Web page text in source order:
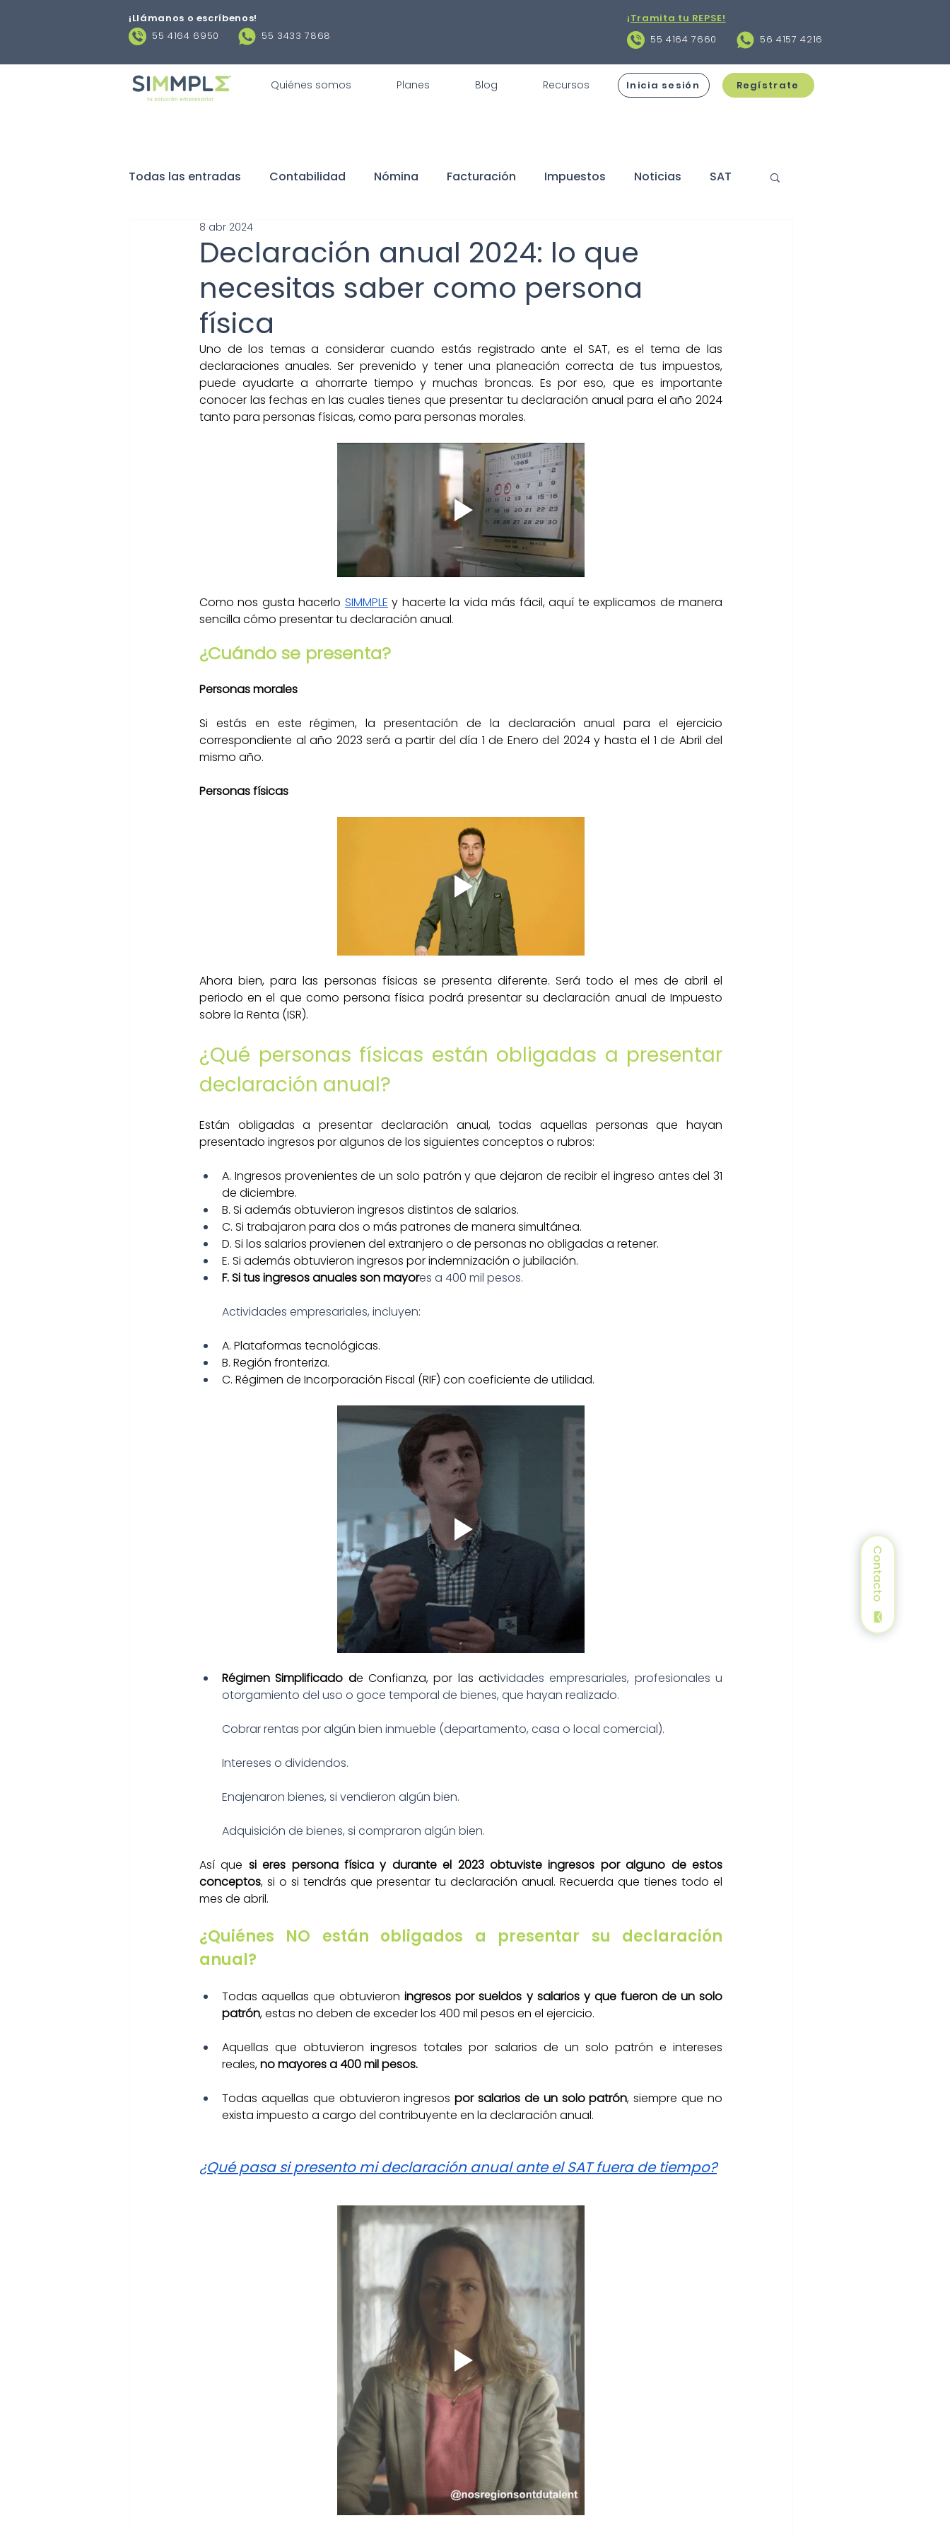
¡Llámanos o escríbenos!
55 4164 6950
55 3433 7868
¡Tramita tu REPSE!
55 4164 7660
56 4157 4216
Quiénes somos Planes Blog Recursos Inicia sesión Regístrate
Contacto
Todas las entradas Contabilidad Nómina Facturación Impuestos Noticias SAT
Negocios Obligaciones fiscales
Contratos laborales Declaraciones Buen Fin Sorteo ISR Deducciones
Cierre fiscal Aguinaldo Buzón Tributario Contribuyente Personas físicas
Declaración anual Plataformas tecnológicas Régimen Fiscal Saldo a favor Freelance
Declaración anual 2024: lo que
necesitas saber como persona
física
8 abr 2024
Uno de los temas a considerar cuando estás registrado ante el SAT, es el tema de las
declaraciones anuales. Ser prevenido y tener una planeación correcta de tus impuestos,
puede ayudarte a ahorrarte tiempo y muchas broncas. Es por eso, que es importante
conocer las fechas en las cuales tienes que presentar tu declaración anual para el año 2024
tanto para personas físicas, como para personas morales.
Como nos gusta hacerlo SIMMPLE y hacerte la vida más fácil, aquí te explicamos de manera
sencilla cómo presentar tu declaración anual.
¿Cuándo se presenta?
Personas morales
Si estás en este régimen, la presentación de la declaración anual para el ejercicio
correspondiente al año 2023 será a partir del día 1 de Enero del 2024 y hasta el 1 de Abril del
mismo año.
Personas físicas
Ahora bien, para las personas físicas se presenta diferente. Será todo el mes de abril el
periodo en el que como persona física podrá presentar su declaración anual de Impuesto
sobre la Renta (ISR).
¿Qué personas físicas están obligadas a presentar
declaración anual?
Están obligadas a presentar declaración anual, todas aquellas personas que hayan
presentado ingresos por algunos de los siguientes conceptos o rubros:
A. Ingresos provenientes de un solo patrón y que dejaron de recibir el ingreso antes del 31
de diciembre.
B. Si además obtuvieron ingresos distintos de salarios.
C. Si trabajaron para dos o más patrones de manera simultánea.
D. Si los salarios provienen del extranjero o de personas no obligadas a retener.
E. Si además obtuvieron ingresos por indemnización o jubilación.
F. Si tus ingresos anuales son mayores a 400 mil pesos.
Actividades empresariales, incluyen:
A. Plataformas tecnológicas.
B. Región fronteriza.
C. Régimen de Incorporación Fiscal (RIF) con coeficiente de utilidad.
Régimen Simplificado de Confianza, por las actividades empresariales, profesionales u
otorgamiento del uso o goce temporal de bienes, que hayan realizado.
Cobrar rentas por algún bien inmueble (departamento, casa o local comercial).
Intereses o dividendos.
Enajenaron bienes, si vendieron algún bien.
Adquisición de bienes, si compraron algún bien.
Así que si eres persona física y durante el 2023 obtuviste ingresos por alguno de estos
conceptos, si o si tendrás que presentar tu declaración anual. Recuerda que tienes todo el
mes de abril.
¿Quiénes NO están obligados a presentar su declaración
anual?
Todas aquellas que obtuvieron ingresos por sueldos y salarios y que fueron de un solo
patrón, estas no deben de exceder los 400 mil pesos en el ejercicio.
Aquellas que obtuvieron ingresos totales por salarios de un solo patrón e intereses
reales, no mayores a 400 mil pesos.
Todas aquellas que obtuvieron ingresos por salarios de un solo patrón, siempre que no
exista impuesto a cargo del contribuyente en la declaración anual.
¿Qué pasa si presento mi declaración anual ante el SAT fuera de tiempo?